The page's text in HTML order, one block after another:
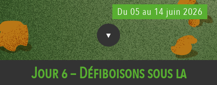
Du 05 au 14 juin 2026
Jour 6 – Défiboisons sous la